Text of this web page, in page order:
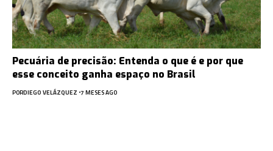
Pecuária de precisão: Entenda o que é e por que
esse conceito ganha espaço no Brasil
PORDIEGO VELÁZQUEZ 7 MESES AGO